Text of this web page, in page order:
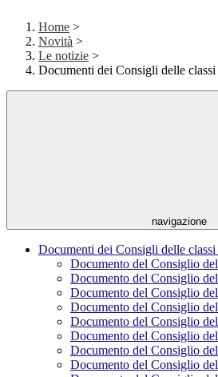
Home >
Novità >
Le notizie >
Documenti dei Consigli delle
navigazione
Documenti dei Consigli delle
Documento del Consiglio
Documento del Consiglio
Documento del Consiglio
Documento del Consiglio
Documento del Consiglio
Documento del Consiglio
Documento del Consiglio
Documento del Consiglio